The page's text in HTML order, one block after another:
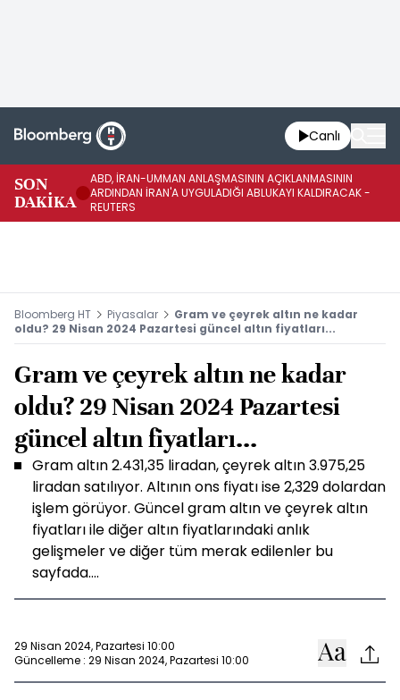
Canlı
SON
DAKİKA
ABD, İRAN-UMMAN ANLAŞMASININ AÇIKLANMASININ
ARDINDAN İRAN'A UYGULADIĞI ABLUKAYI KALDIRACAK -
REUTERS
Bloomberg HT Piyasalar
Gram ve çeyrek altın ne kadar
oldu? 29 Nisan 2024 Pazartesi güncel altın fiyatları...
Gram ve çeyrek altın ne kadar
oldu? 29 Nisan 2024 Pazartesi
güncel altın fiyatları...
Gram altın 2.431,35 liradan, çeyrek altın 3.975,25
liradan satılıyor. Altının ons fiyatı ise 2,329 dolardan
işlem görüyor. Güncel gram altın ve çeyrek altın
fiyatları ile diğer altın fiyatlarındaki anlık
gelişmeler ve diğer tüm merak edilenler bu
sayfada....
29 Nisan 2024, Pazartesi 10:00
Güncelleme : 29 Nisan 2024, Pazartesi 10:00